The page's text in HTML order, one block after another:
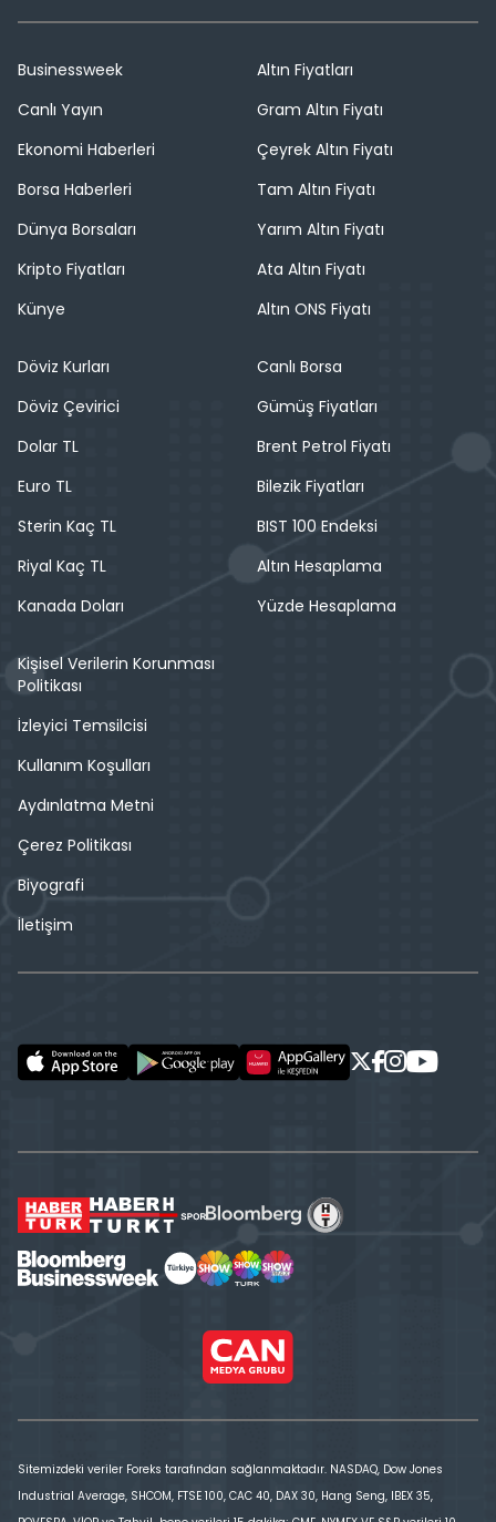
Businessweek
Canlı Yayın
Ekonomi Haberleri
Borsa Haberleri
Dünya Borsaları
Kripto Fiyatları
Künye
Altın Fiyatları
Gram Altın Fiyatı
Çeyrek Altın Fiyatı
Tam Altın Fiyatı
Yarım Altın Fiyatı
Ata Altın Fiyatı
Altın ONS Fiyatı
Döviz Kurları
Döviz Çevirici
Dolar TL
Euro TL
Sterin Kaç TL
Riyal Kaç TL
Kanada Doları
Canlı Borsa
Gümüş Fiyatları
Brent Petrol Fiyatı
Bilezik Fiyatları
BIST 100 Endeksi
Altın Hesaplama
Yüzde Hesaplama
Kişisel Verilerin Korunması
Politikası
İzleyici Temsilcisi
Kullanım Koşulları
Aydınlatma Metni
Çerez Politikası
Biyografi
İletişim
Sitemizdeki veriler Foreks tarafından sağlanmaktadır. NASDAQ, Dow Jones
Industrial Average, SHCOM, FTSE 100, CAC 40, DAX 30, Hang Seng, IBEX 35,